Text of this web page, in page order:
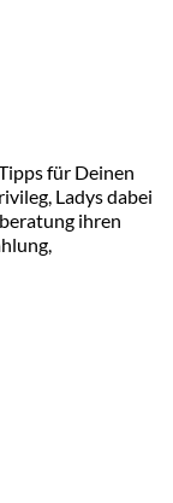
für Deinen
Ladys dabei
ihren